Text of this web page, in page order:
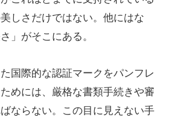
しさだけではない。他にはな
」がそこにある。
国際的な認証マークをパンフレ
めには、厳格な書類手続きや審
ならない。この目に見えない手